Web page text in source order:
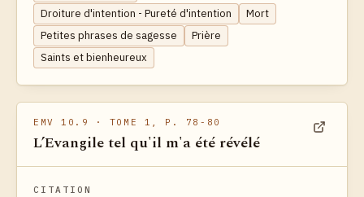
Droiture d'intention - Pureté d'intention
Mort
Petites phrases de sagesse
Prière
Saints et bienheureux
EMV 10.9 · TOME 1, P. 78-80
L’Evangile tel qu'il m'a été révélé
CITATION